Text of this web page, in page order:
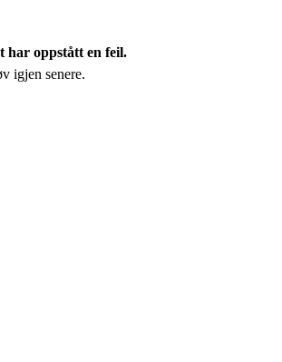
har oppstått en feil.
igjen senere.